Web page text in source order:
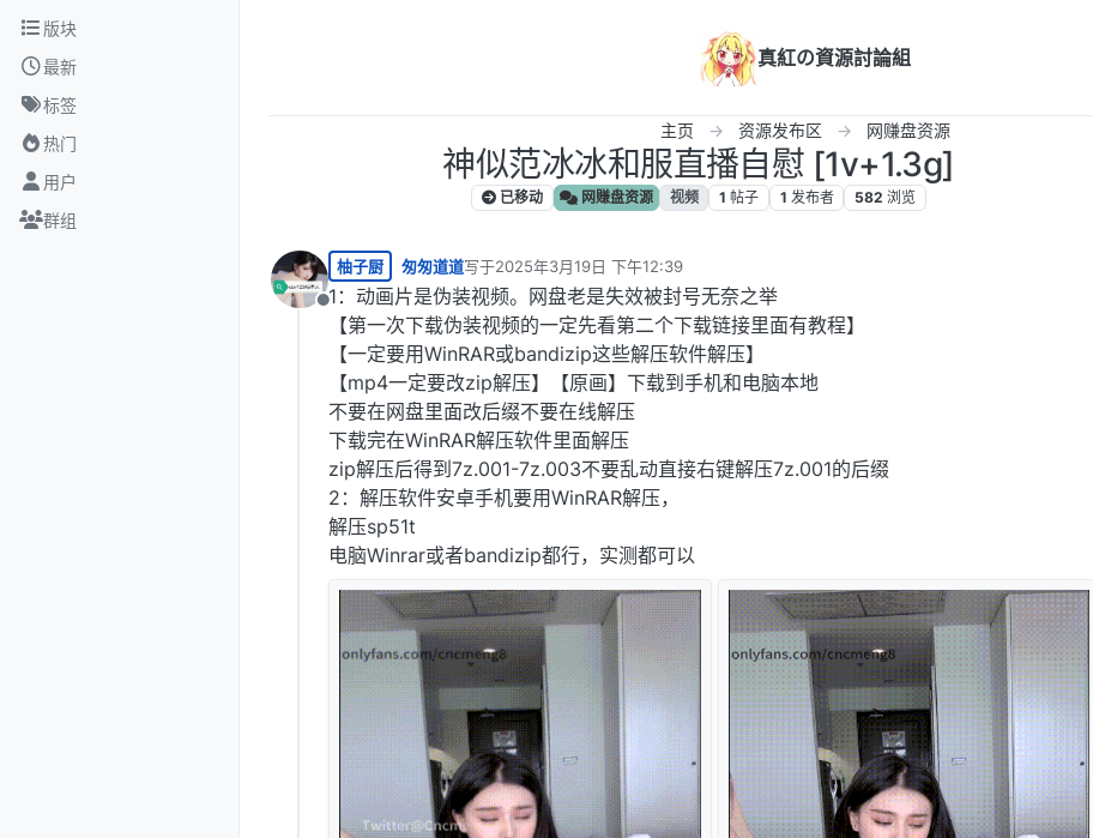
跳转至内容
版块
最新
标签
热门
用户
群组
真紅の資源討論組
主页 资源发布区 网赚盘资源
神似范冰冰和服直播自慰 [1v+1.3g]
已移动 网赚盘资源 视频 1 帖子 1 发布者 582 浏览
离线
柚子厨 匆匆道道写于2025年3月19日 下午12:39
最后由 编辑
1：动画片是伪装视频。网盘老是失效被封号无奈之举
【第一次下载伪装视频的一定先看第二个下载链接里面有教程】
【一定要用WinRAR或bandizip这些解压软件解压】
【mp4一定要改zip解压】【原画】下载到手机和电脑本地
不要在网盘里面改后缀不要在线解压
下载完在WinRAR解压软件里面解压
zip解压后得到7z.001-7z.003不要乱动直接右键解压7z.001的后缀
2：解压软件安卓手机要用WinRAR解压，
解压sp51t
电脑Winrar或者bandizip都行，实测都可以